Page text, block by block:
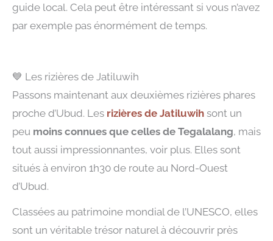
guide local. Cela peut être intéressant si vous n’avez
par exemple pas énormément de temps.
💙 Les rizières de Jatiluwih
Passons maintenant aux deuxièmes rizières phares
proche d’Ubud. Les rizières de Jatiluwih sont un
peu moins connues que celles de Tegalalang, mais
tout aussi impressionnantes, voir plus. Elles sont
situés à environ 1h30 de route au Nord-Ouest
d’Ubud.
Classées au patrimoine mondial de l’UNESCO, elles
sont un véritable trésor naturel à découvrir près